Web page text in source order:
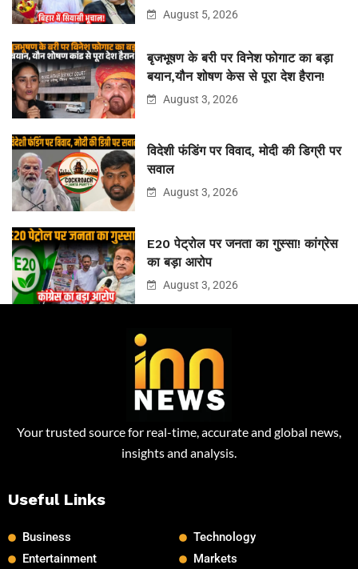
August 5, 2026
बृजभूषण के बरी पर विनेश फोगाट का बड़ा
बयान,यौन शोषण केस से पूरा देश हैरान!
August 3, 2026
विदेशी फंडिंग पर विवाद, मोदी की डिग्री पर
सवाल
August 3, 2026
E20 पेट्रोल पर जनता का गुस्सा! कांग्रेस
का बड़ा आरोप
August 3, 2026
Your trusted source for real-time, accurate and global news,
insights and analysis.
Useful Links
Business
Entertainment
Technology
Markets